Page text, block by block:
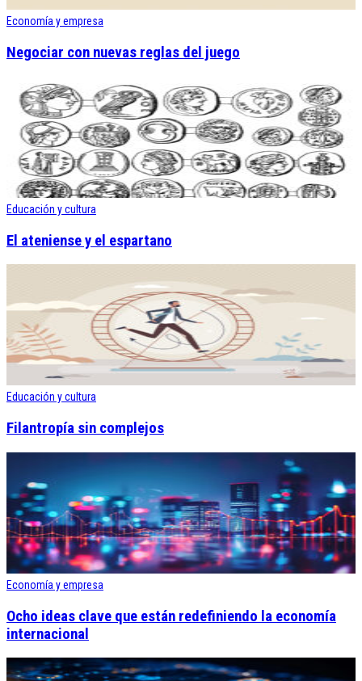
Economía y empresa
Negociar con nuevas reglas del juego
Educación y cultura
El ateniense y el espartano
Educación y cultura
Filantropía sin complejos
Economía y empresa
Ocho ideas clave que están redefiniendo la economía
internacional